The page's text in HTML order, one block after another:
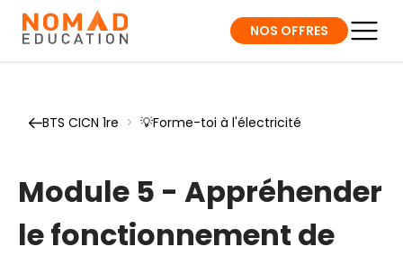
NOS OFFRES
BTS CICN 1re > 💡Forme-toi à l'électricité
Module 5 - Appréhender
le fonctionnement de